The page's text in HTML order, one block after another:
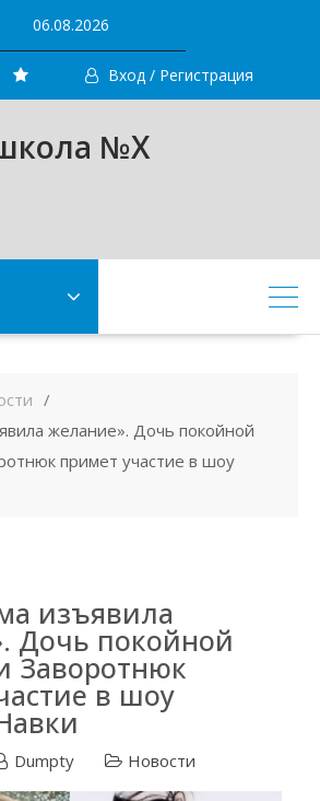
06.08.2026
Вход / Регистрация
№X
желание». Дочь покойной
примет участие в шоу
изъявила
Дочь покойной
Заворотнюк
в шоу
Dumpty Новости